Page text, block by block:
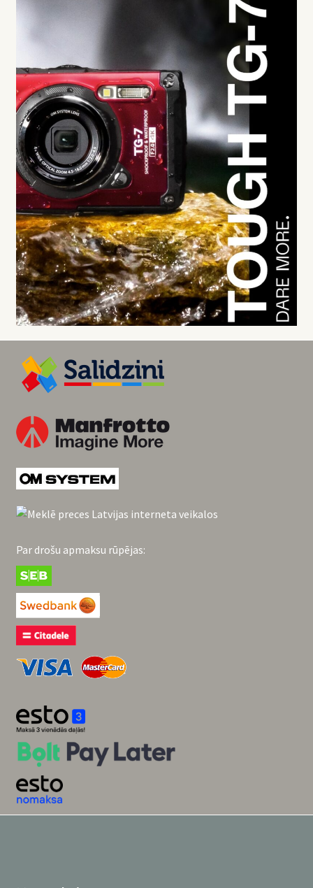
Par drošu apmaksu rūpējas: